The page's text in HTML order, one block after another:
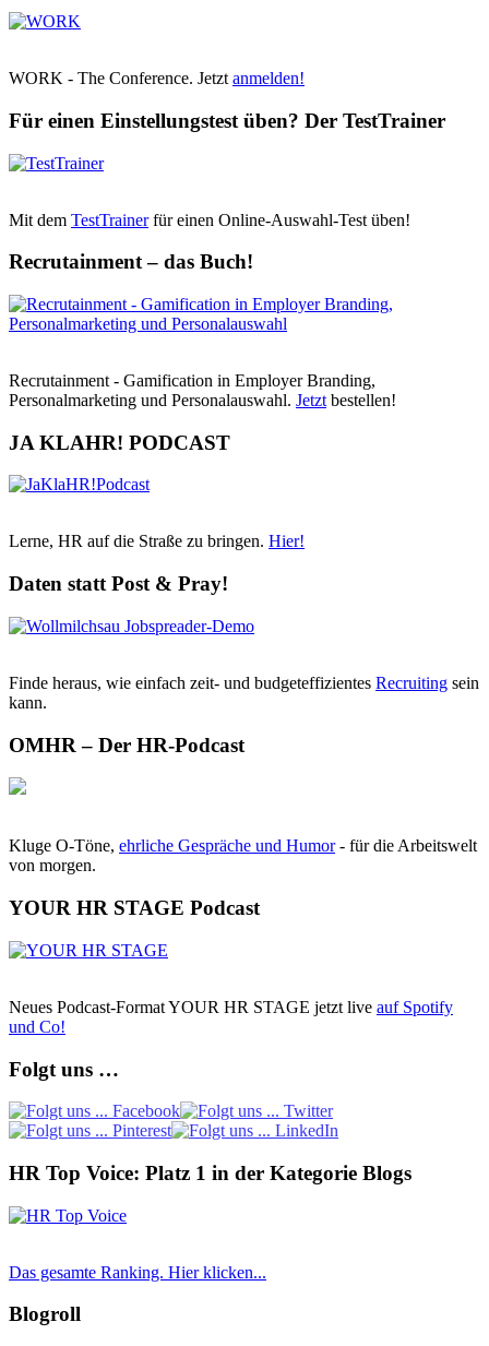
WORK - The Conference. Jetzt anmelden!
Für einen Einstellungstest üben? Der TestTrainer
Mit dem TestTrainerfür einen Online-Auswahl-Test üben!
Recrutainment – das Buch!
Recrutainment - Gamification in Employer Branding,
Personalmarketing und Personalauswahl. Jetzt bestellen!
JA KLAHR! PODCAST
Lerne, HR auf die Straße zu bringen. Hier!
Daten statt Post & Pray!
Finde heraus, wie einfach zeit- und budgeteffizientes Recruiting sein
kann.
OMHR – Der HR-Podcast
Kluge O-Töne, ehrliche Gespräche und Humor- für die Arbeitswelt
von morgen.
YOUR HR STAGE Podcast
Neues Podcast-Format YOUR HR STAGE jetzt live auf Spotify
und Co!
Folgt uns …
HR Top Voice: Platz 1 in der Kategorie Blogs
Das gesamte Ranking. Hier klicken...
Blogroll